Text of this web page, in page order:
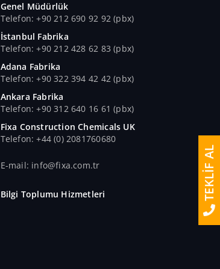
Genel Müdürlük
Telefon: +90 212 690 92 92 (pbx)
İstanbul Fabrika
Telefon: +90 212 428 62 83 (pbx)
Adana Fabrika
Telefon: +90 322 394 42 42 (pbx)
Ankara Fabrika
Telefon: +90 312 640 16 61 (pbx)
Fixa Construction Chemicals UK
Telefon: +44 (0) 2081760680
E-mail: info@fixa.com.tr
Bilgi Toplumu Hizmetleri TEKLİF AL